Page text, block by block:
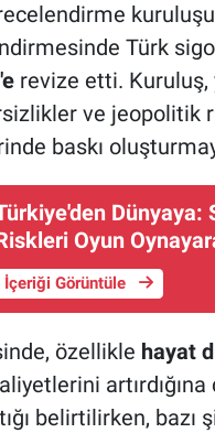
kuruluşu
Türk
revize etti. Kuruluş,
ve jeopolitik
baskı
Dünyaya:
Oyun
İçeriği Görüntüle
özellikle hayat
belirtilirken, bazı